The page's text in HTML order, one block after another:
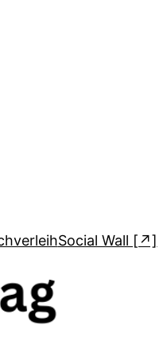
Social Wall [↗]